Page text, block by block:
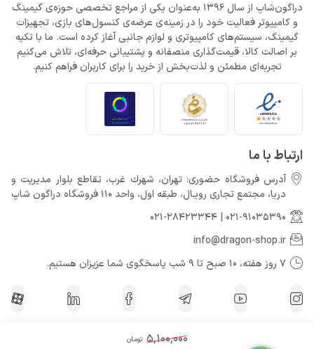
5,100,000 تومان
دراگون‌شاپ از سال 1396 به‌عنوان یکی از مراجع تخصصی حوزه‌ی گیمینگ
و کامپیوتر فعالیت خود را در زمینه‌ی عرضه‌ی کنسول‌های بازی، تجهیزات
گیمینگ، سیستم‌های کامپیوتری و لوازم جانبی آغاز کرده است. ما با تکیه
بر اصالت کالا، قیمت‌گذاری منصفانه و پشتیبانی حرفه‌ای، تلاش می‌کنیم
تجربه‌ای مطمئن و لذت‌بخش از خرید را برای کاربران فراهم کنیم.
ارتباط با ما
آدرس فروشگاه حضوری: تهران، شهرك غرب، تقاطع بلوار مدیریت و
دريا، مجتمع تجارى رويـال، طبقه اول، واحد 110 فروشگاه دراگون شاپ
021-91035390
021-28423344
info@dragon-shop.ir
7 روز هفته، 10 صبح تا 9 شب پاسخگوی شما عزیزان هستیم.